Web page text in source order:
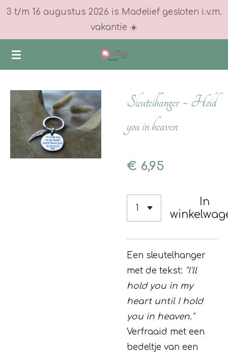
Ga
naar
de
hoofdinhoud
3 t/m 16 augustus 2026 is Madelief gesloten i.v.m.
vakantie ☀️
Sleutelhanger ~ Hold
you in heaven
€ 6,95
In
Een sleutelhanger
met de tekst: "I'll
hold you in my
heart until I hold
you in heaven."
Verfraaid met een
bedeltje van een